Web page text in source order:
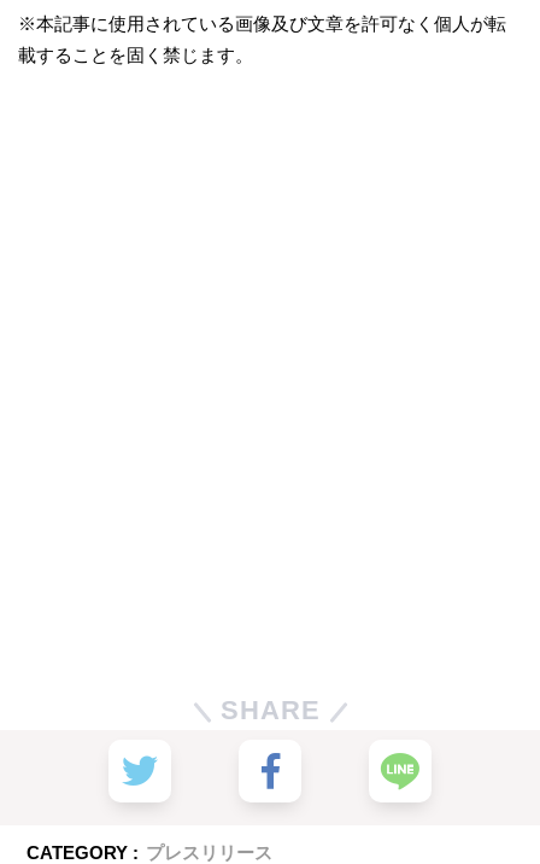
※本記事に使⽤されている画像及び⽂章を許可なく個⼈が転
載することを固く禁じます。
SHARE
CATEGORY : プレスリリース